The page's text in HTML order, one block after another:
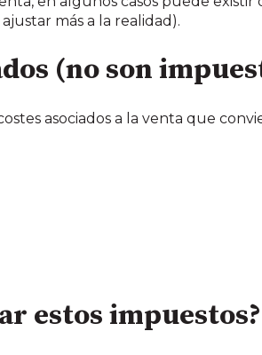
más a la realidad).
(no son
asociados a la venta que
estos impuestos?